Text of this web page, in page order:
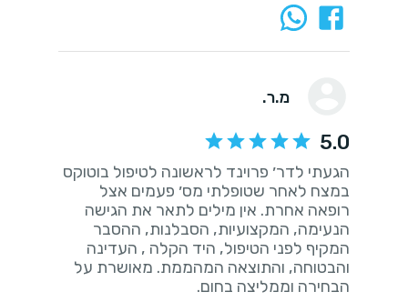
מ.ר.
5.0
הגעתי לדר׳ פרוינד לראשונה לטיפול בוטוקס
במצח לאחר שטופלתי מס׳ פעמים אצל
רופאה אחרת. אין מילים לתאר את הגישה
הנעימה, המקצועיות, הסבלנות, ההסבר
המקיף לפני הטיפול, היד הקלה , העדינה
והבטוחה, והתוצאה המהממת. מאושרת על
הבחירה וממליצה בחום.